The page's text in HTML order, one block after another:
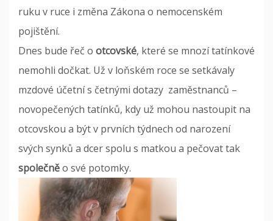
ruku v ruce i změna Zákona o nemocenském
pojištění.
Dnes bude řeč o otcovské, které se mnozí tatínkové
nemohli dočkat. Už v loňském roce se setkávaly
mzdové účetní s četnými dotazy zaměstnanců –
novopečených tatínků, kdy už mohou nastoupit na
otcovskou a být v prvních týdnech od narození
svých synků a dcer spolu s matkou a pečovat tak
společněo své potomky.